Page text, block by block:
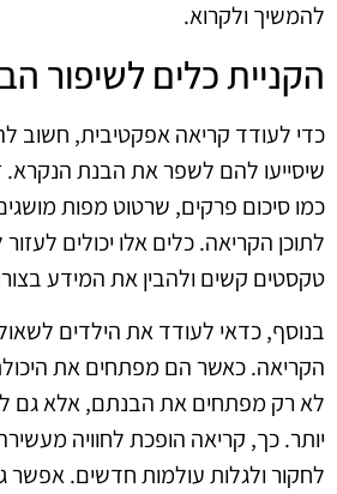
להמשיך ולקרוא.
הקניית כלים לשיפור
כדי לעודד קריאה אפקטיבית, חשוב
שיסייעו להם לשפר את הבנת הנקרא.
כמו סיכום פרקים, שרטוט מפות
לתוכן הקריאה. כלים אלו יכולים
טקסטים קשים ולהבין את המידע
בנוסף, כדאי לעודד את הילדים
הקריאה. כאשר הם מפתחים את
לא רק מפתחים את הבנתם, אלא גם
יותר. כך, קריאה הופכת לחוויה
לחקור ולגלות עולמות חדשים. אפשר